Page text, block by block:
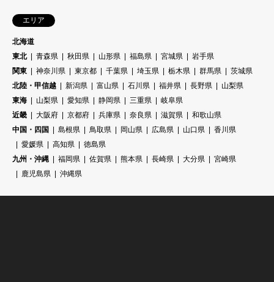
エリア
北海道
東北
青森県 秋田県 山形県 福島県 宮城県
岩手県
関東
神奈川県 東京都 千葉県 埼玉県 栃木県 群馬県
茨城県
北陸・甲信越
新潟県 富山県 石川県 福井県 長野県
山梨県
東海
山梨県 愛知県 静岡県 三重県
岐阜県
近畿
大阪府 京都府 兵庫県 奈良県 滋賀県
和歌山県
中国・四国
島根県 鳥取県 岡山県 広島県 山口県
香川県
愛媛県
高知県
徳島県
九州・沖縄
福岡県 佐賀県 熊本県 長崎県 大分県
宮崎県
鹿児島県
沖縄県